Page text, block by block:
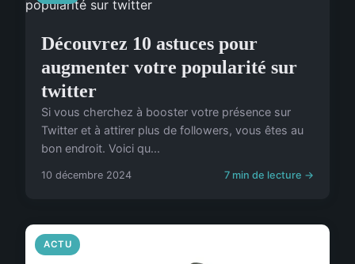
Découvrez 10 astuces pour
augmenter votre popularité sur
twitter
Si vous cherchez à booster votre présence sur
Twitter et à attirer plus de followers, vous êtes au
bon endroit. Voici qu...
10 décembre 2024 7 min de lecture →
ACTU